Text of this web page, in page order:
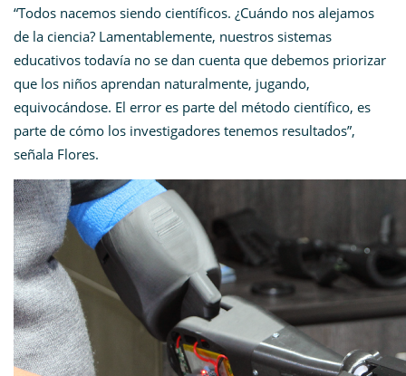
“Todos nacemos siendo científicos. ¿Cuándo nos alejamos
de la ciencia? Lamentablemente, nuestros sistemas
educativos todavía no se dan cuenta que debemos priorizar
que los niños aprendan naturalmente, jugando,
equivocándose. El error es parte del método científico, es
parte de cómo los investigadores tenemos resultados”,
señala Flores.